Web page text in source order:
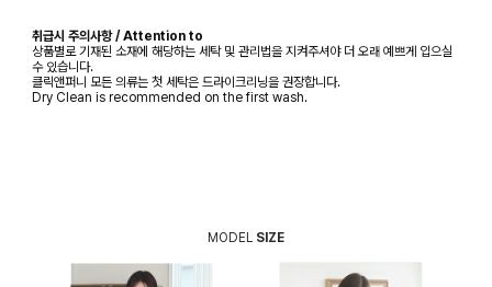
취급시 주의사항 / Attention to
상품별로 기재된 소재에 해당하는 세탁 및 관리법을 지켜주셔야 더 오래 예쁘게 입으실
수 있습니다.
클릭앤퍼니 모든 의류는 첫 세탁은 드라이크리닝을 권장합니다.
Dry Clean is recommended on the first wash.
MODEL SIZE